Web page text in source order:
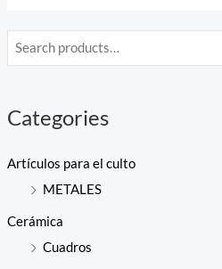
Categories
Artículos para el culto
METALES
Cerámica
Cuadros